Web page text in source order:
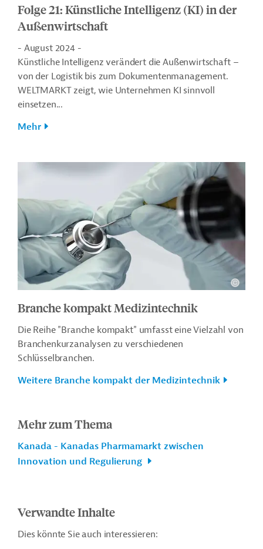
Folge 21: Künstliche Intelligenz (KI) in der
Außenwirtschaft
- August 2024 -
Künstliche Intelligenz verändert die Außenwirtschaft –
von der Logistik bis zum Dokumentenmanagement.
WELTMARKT zeigt, wie Unternehmen KI sinnvoll
einsetzen...
Mehr
Branche kompakt Medizintechnik
Die Reihe "Branche kompakt" umfasst eine Vielzahl von
Branchenkurzanalysen zu verschiedenen
Schlüsselbranchen.
Weitere Branche kompakt der Medizintechnik
Mehr zum Thema
Kanada - Kanadas Pharmamarkt zwischen
Innovation und Regulierung
Verwandte Inhalte
Dies könnte Sie auch interessieren: